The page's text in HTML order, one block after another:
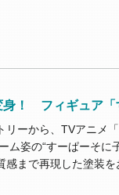
！ フィギュア
リーから、TVアニメ
ム姿の“すーぱーそ
感まで再現した塗装を